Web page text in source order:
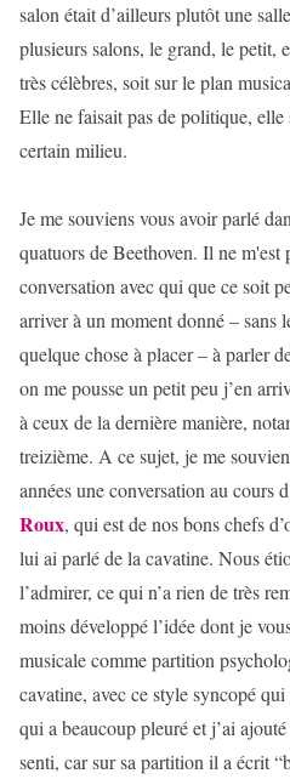
salon était d’ailleurs plutôt une
plusieurs salons, le grand, le petit,
très célèbres, soit sur le plan
Elle ne faisait pas de politique,
certain milieu.
Je me souviens vous avoir parlé
quatuors de Beethoven. Il ne m'est
conversation avec qui que ce soit
arriver à un moment donné – sans
quelque chose à placer – à parler
on me pousse un petit peu j’en
à ceux de la dernière manière,
treizième. A ce sujet, je me
années une conversation au cours
Roux, qui est de nos bons chefs
lui ai parlé de la cavatine. Nous
l’admirer, ce qui n’a rien de très
moins développé l’idée dont je
musicale comme partition
cavatine, avec ce style syncopé
qui a beaucoup pleuré et j’ai
senti, car sur sa partition il a écrit